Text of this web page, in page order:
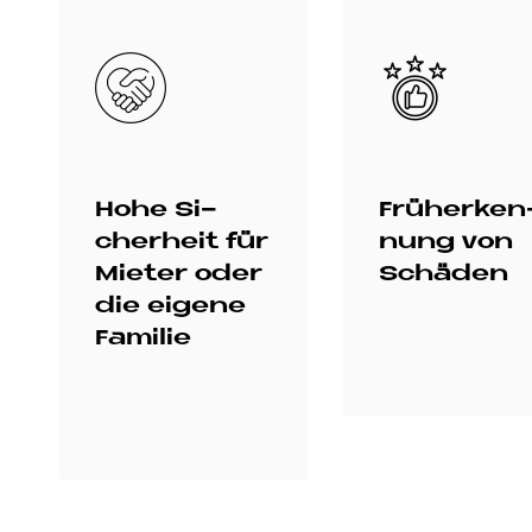
Bild
Hohe Si­
cher­heit für
Mie­ter oder
die ei­ge­ne
Fa­mi­lie
Bild
nung von
Schä­den